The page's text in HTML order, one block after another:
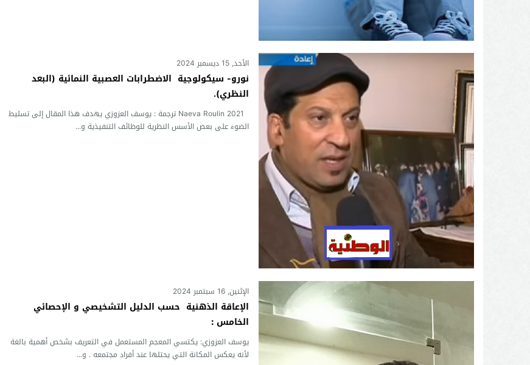
الأحد, 15 ديسمبر 2024
نورو- سيكولوجية الاضطرابات العصبية النمائية (البعد
النظري).
Naeva Roulin 2021 ترجمة : يوسف العزوزي يهدف هذا المقال إلى تسليط
الضوء على بعض الأسس النظرية للوظائف التنفيذية و...
الإثنين, 16 سبتمبر 2024
الإعاقة الذهنية حسب الدليل التشخيصي و الإحصائي
الخامس :
يوسف العزوزي: يكتسي المعجم المستعمل في التعريف بشخص أهمية بالغة
لأنه يعكس المكانة التي يحتلها عند أفراد مجتمعه . و...